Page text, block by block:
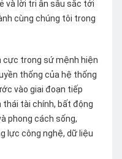
và lời tri ân sâu sắc tới
cùng chúng tôi trong
cực trong sứ mệnh hiện
thống của hệ thống
vào giai đoạn tiếp
thái tài chính, bất động
phong cách sống,
lực công nghệ, dữ liệu